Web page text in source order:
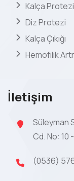
Kalça Protezi
Diz Protezi
Kalça Çıkığı
Hemofilik
İletişim
Süleyman
Cd. No: 10
(0536)